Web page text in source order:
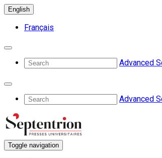
English
Français
Advanced
Advanced
Toggle navigation